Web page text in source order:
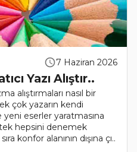
7 Haziran 2026
Yazı Alıştır..
alıştırmaları nasıl bir
çok yazarın kendi
eserler yaratmasına
hepsini denemek
konfor alanının dışına çı..